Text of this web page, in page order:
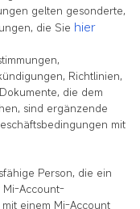
gelten gesonderte,
die Sie hier
Richtlinien,
die dem
sind ergänzende
mit
Person, die ein
Account-
einem Mi-Account